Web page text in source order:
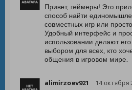
Привет, геймеры! Это
способ найти
совместных игр или
Удобный интерфейс и
использовании делают
выбором для всех, кто
общения в игровом мире.
alimirzoev921 14 октября